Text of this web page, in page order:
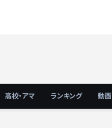
高校・アマ ランキング 動画